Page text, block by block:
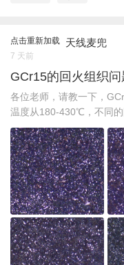
点击重新加载 天线麦兜
7 天前
GCr15的回火组织问
各位老师，请教一下，
温度从180-430℃，不同的